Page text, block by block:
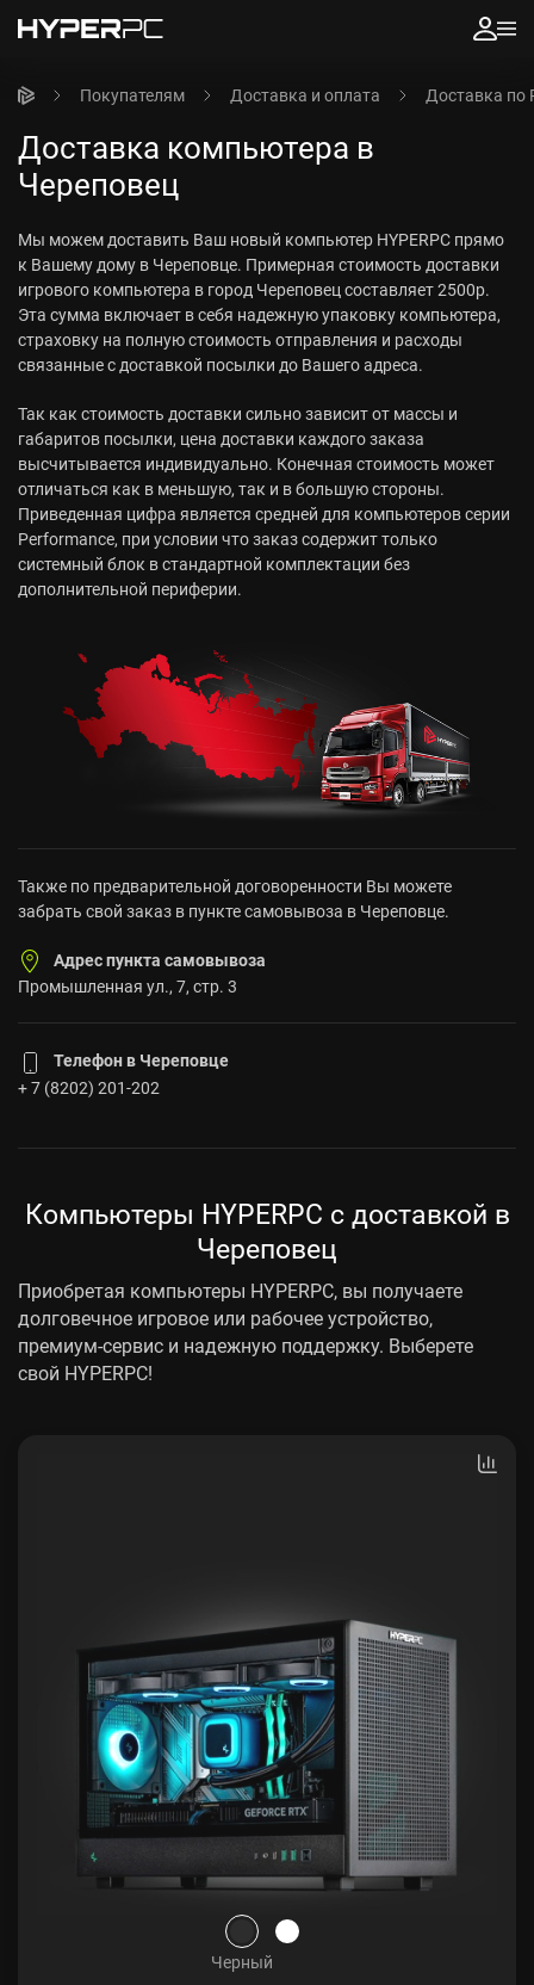
Покупателям Доставка и оплата Доставка по
Доставка компьютера в
Череповец
Мы можем доставить Ваш новый компьютер HYPERPC прямо
к Вашему дому в Череповце. Примерная стоимость доставки
игрового компьютера в город Череповец составляет 2500р.
Эта сумма включает в себя надежную упаковку компьютера,
страховку на полную стоимость отправления и расходы
связанные с доставкой посылки до Вашего адреса.
Так как стоимость доставки сильно зависит от массы и
габаритов посылки, цена доставки каждого заказа
высчитывается индивидуально. Конечная стоимость может
отличаться как в меньшую, так и в большую стороны.
Приведенная цифра является средней для компьютеров серии
Performance, при условии что заказ содержит только
системный блок в стандартной комплектации без
дополнительной периферии.
Также по предварительной договоренности Вы можете
забрать свой заказ в пункте самовывоза в Череповце.
Адрес пункта самовывоза
Промышленная ул., 7, стр. 3
Телефон в Череповце
+ 7 (8202) 201-202
Компьютеры HYPERPC с доставкой в
Череповец
Приобретая компьютеры HYPERPC, вы получаете
долговечное игровое или рабочее устройство,
премиум-сервис и надежную поддержку. Выберете
свой HYPERPC!
Черный